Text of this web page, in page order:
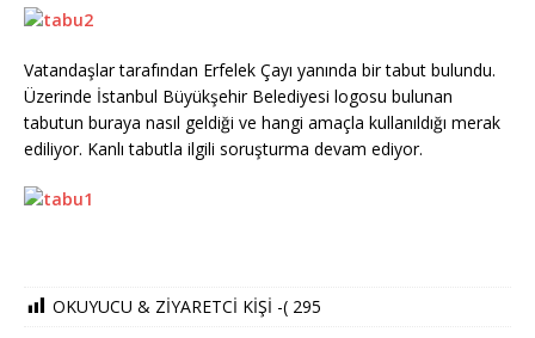
Vatandaşlar tarafından Erfelek Çayı yanında bir tabut bulundu.
Üzerinde İstanbul Büyükşehir Belediyesi logosu bulunan
tabutun buraya nasıl geldiği ve hangi amaçla kullanıldığı merak
ediliyor. Kanlı tabutla ilgili soruşturma devam ediyor.
OKUYUCU & ZİYARETCİ KİŞİ -( 295